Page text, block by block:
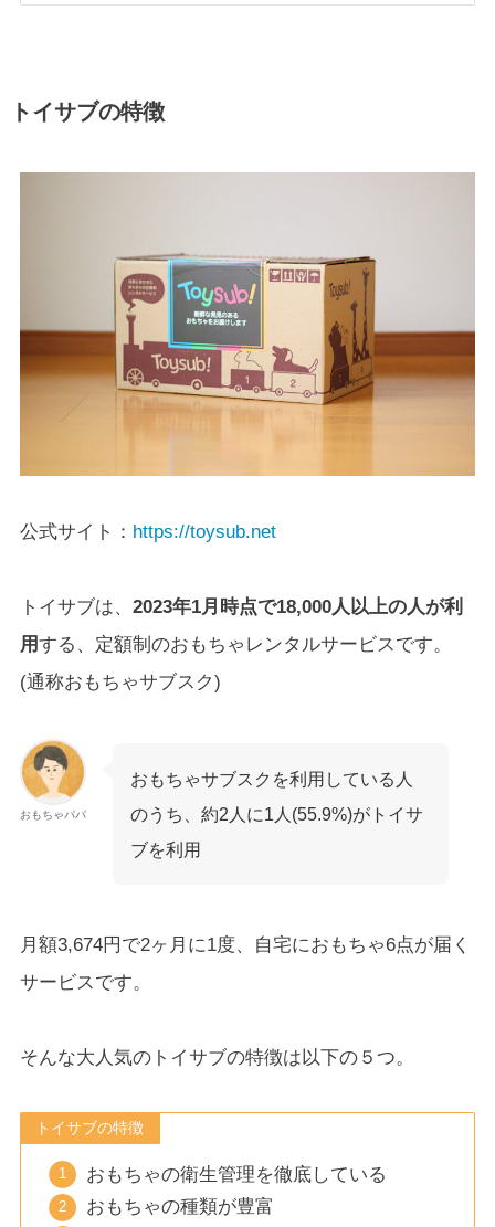
トイサブの特徴
公式サイト： https://toysub.net
トイサブは、 2023年1月時点で18,000人以上の人が利
用する、定額制のおもちゃレンタルサービスです。
(通称おもちゃサブスク)
おもちゃパパ
おもちゃサブスクを利用している人
のうち、約2人に1人(55.9%)がトイサ
ブを利用
月額3,674円で2ヶ月に1度、自宅におもちゃ6点が届く
サービスです。
そんな大人気のトイサブの特徴は以下の５つ。
トイサブの特徴
おもちゃの衛生管理を徹底している
おもちゃの種類が豊富